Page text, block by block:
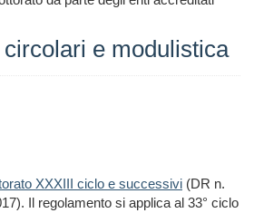
e modulistica
XXXIII ciclo e successivi (DR n.
Il regolamento si applica al 33° ciclo